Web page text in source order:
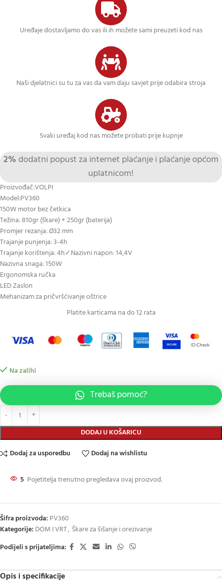
Uređaje dostavljamo do vas ili ih možete sami preuzeti kod nas
Naši djelatnici su tu za vas da vam daju savjet prije odabira stroja
Svaki uređaj kod nas možete probati prije kupnje
2% dodatni popust za internet plaćanje i plaćanje općom
uplatnicom!
Proizvođač:VOLPI
Model:PV360
150W motor bez četkica
Težina: 810gr (škare) + 250gr (baterija)
Promjer rezanja: Ø32 mm
Trajanje punjenja: 3-4h
Trajanje korištenja: 4h✓Nazivni napon: 14,4V
Nazivna snaga: 150W
Ergonomska ručka
LED Zaslon
Mehanizam za pričvršćivanje oštrice
Platite karticama na do 12 rata
Na zalihi
DODAJ U KOŠARICU
Trebaš pomoć?
Dodaj za usporedbu Dodaj na wishlistu
5 Pojetitelja trenutno pregledava ovaj proizvod.
Šifra proizvoda: PV360
Kategorije: DOM I VRT, Škare za šišanje i orezivanje
Podijeli s prijateljima:
Opis i specifikacije